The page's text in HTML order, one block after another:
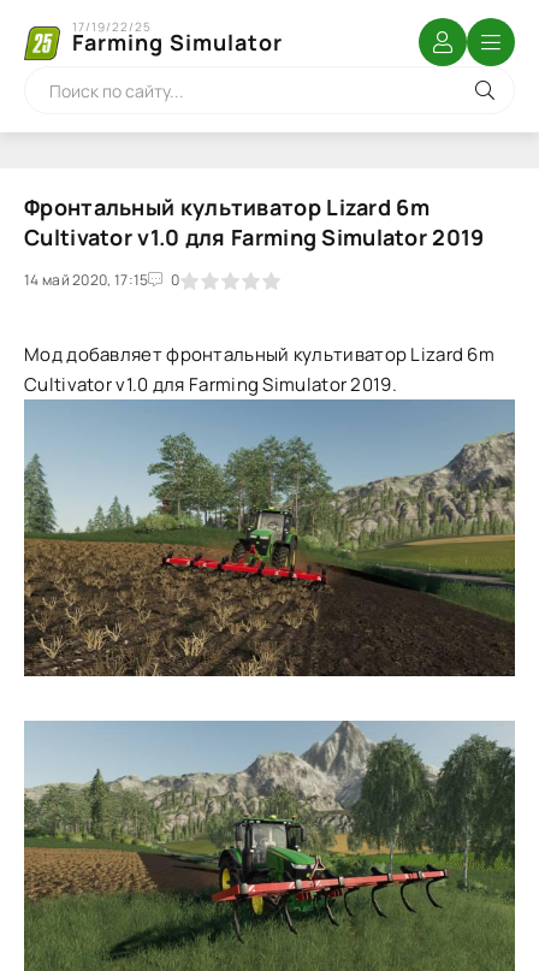
Farming Simulator
17/19/22/25
Фронтальный культиватор Lizard 6m
Cultivator v1.0 для Farming Simulator 2019
14 май 2020, 17:15 0
1 2 3 4 5
Мод добавляет фронтальный культиватор Lizard 6m
Cultivator v1.0 для Farming Simulator 2019.